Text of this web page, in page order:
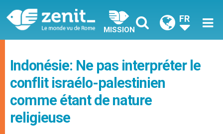
MISSION
FR
Indonésie: Ne pas interpréter le
conflit israélo-palestinien
comme étant de nature
religieuse